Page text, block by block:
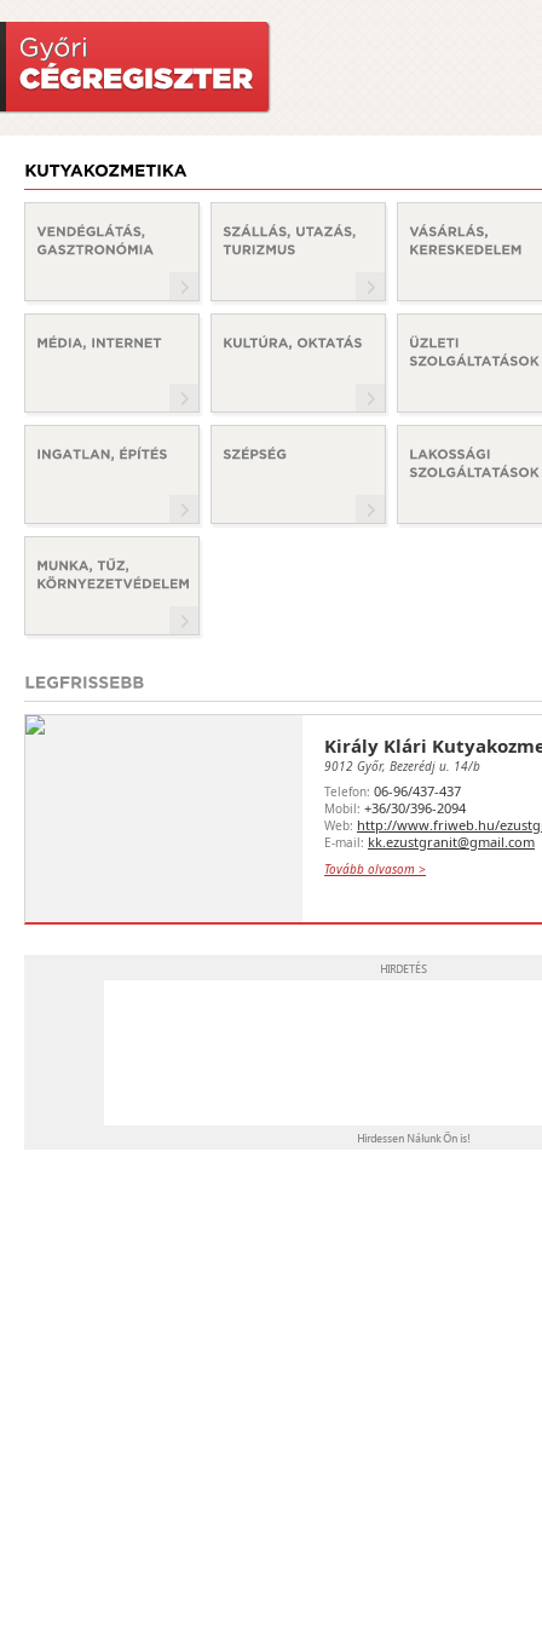
Király Klári
9012 Győr, Bezerédj u. 14/b
Telefon: 06-96/437-437
Mobil: +36/30/396-2094
Web: http://www.friweb.hu/
E-mail: kk.ezustgranit@gmail.com
Tovább olvasom >